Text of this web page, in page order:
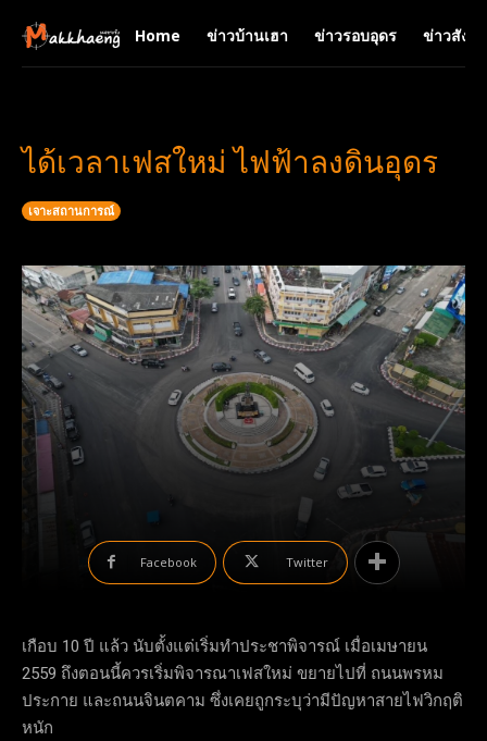
Home ข่าวบ้านเฮา ข่าวรอบอุดร ข่าวสังค
ได้เวลาเฟสใหม่ ไฟฟ้าลงดินอุดร
เจาะสถานการณ์
Facebook Twitter
เกือบ 10 ปี แล้ว นับตั้งแต่เริ่มทำประชาพิจารณ์ เมื่อเมษายน
2559 ถึงตอนนี้ควรเริ่มพิจารณาเฟสใหม่ ขยายไปที่ ถนนพรหม
ประกาย และถนนจินตคาม ซึ่งเคยถูกระบุว่ามีปัญหาสายไฟวิกฤติ
หนัก